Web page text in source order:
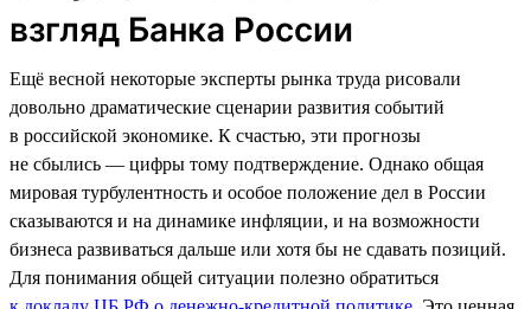
взгляд Банка России
Ещё весной некоторые эксперты рынка труда рисовали
довольно драматические сценарии развития событий
в российской экономике. К счастью, эти прогнозы
не сбылись — цифры тому подтверждение. Однако общая
мировая турбулентность и особое положение дел в России
сказываются и на динамике инфляции, и на возможности
бизнеса развиваться дальше или хотя бы не сдавать позиций.
Для понимания общей ситуации полезно обратиться